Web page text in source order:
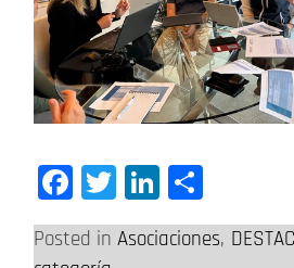
Facebook
TwitterLinkedIn
Posted inAsociaciones,